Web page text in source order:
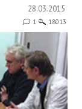
28.03.2015
1 18013